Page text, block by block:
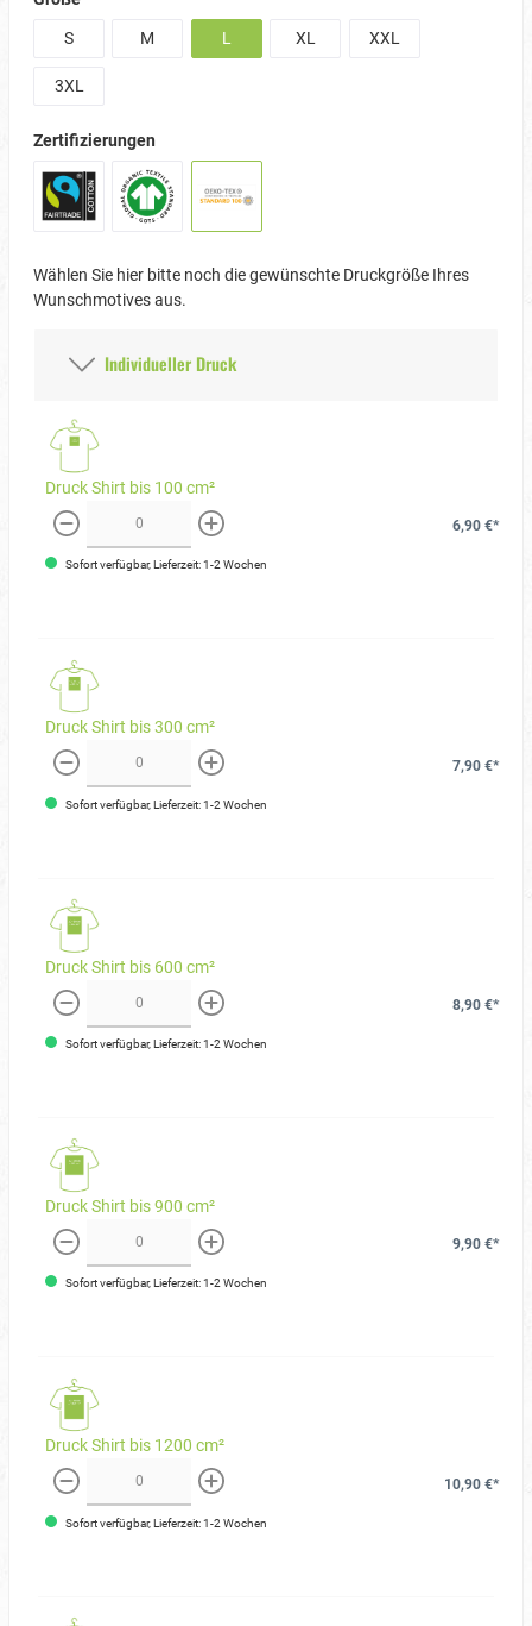
S
M L XL XXL
3XL
Zertifizierungen
Wählen Sie hier bitte noch die gewünschte Druckgröße Ihres
Wunschmotives aus.
Individueller Druck
Druck Shirt bis 100 cm²
weniger mehr
6,90 €*
Sofort verfügbar, Lieferzeit: 1-2 Wochen
Druck Shirt bis 300 cm²
weniger mehr
7,90 €*
Sofort verfügbar, Lieferzeit: 1-2 Wochen
Druck Shirt bis 600 cm²
weniger mehr
8,90 €*
Sofort verfügbar, Lieferzeit: 1-2 Wochen
Druck Shirt bis 900 cm²
weniger mehr
9,90 €*
Sofort verfügbar, Lieferzeit: 1-2 Wochen
Druck Shirt bis 1200 cm²
weniger mehr
10,90 €*
Sofort verfügbar, Lieferzeit: 1-2 Wochen